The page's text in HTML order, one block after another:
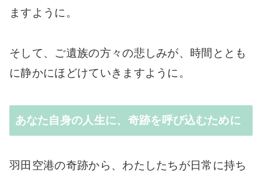
ますように。
そして、ご遺族の方々の悲しみが、時間ととも
に静かにほどけていきますように。
あなた自身の人生に、奇跡を呼び込むために
羽田空港の奇跡から、わたしたちが日常に持ち